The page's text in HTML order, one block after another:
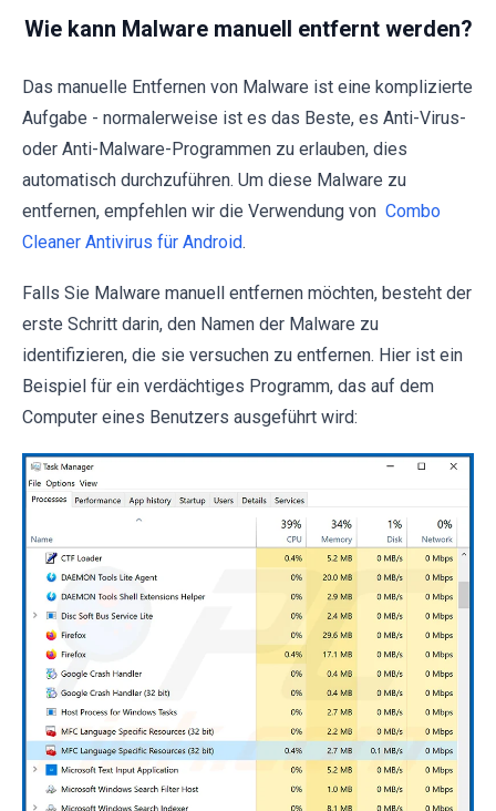
Wie kann Malware manuell entfernt werden?
Das manuelle Entfernen von Malware ist eine komplizierte
Aufgabe - normalerweise ist es das Beste, es Anti-Virus-
oder Anti-Malware-Programmen zu erlauben, dies
automatisch durchzuführen. Um diese Malware zu
entfernen, empfehlen wir die Verwendung von Combo
Cleaner Antivirus für Android.
Falls Sie Malware manuell entfernen möchten, besteht der
erste Schritt darin, den Namen der Malware zu
identifizieren, die sie versuchen zu entfernen. Hier ist ein
Beispiel für ein verdächtiges Programm, das auf dem
Computer eines Benutzers ausgeführt wird: